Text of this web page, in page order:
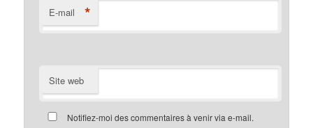
E-mail *
Site web
Notifiez-moi des commentaires à venir via e-mail.